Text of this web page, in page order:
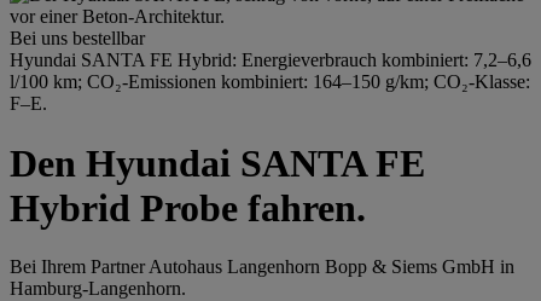
Bei uns bestellbar
Hyundai SANTA FE Hybrid: Energieverbrauch kombiniert: 7,2–6,6
l/100 km; CO₂-Emissionen kombiniert: 164–150 g/km; CO₂-Klasse:
F–E.
Den Hyundai SANTA FE
Hybrid Probe fahren.
Bei Ihrem Partner Autohaus Langenhorn Bopp & Siems GmbH in
Hamburg-Langenhorn.